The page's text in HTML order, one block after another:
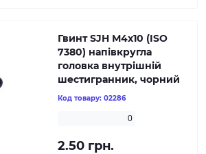
Гвинт SJH М4х10 (ISO
7380) напівкругла
головка внутрішній
шестигранник, чорний
Код товару: 02286
0
2.50 грн.